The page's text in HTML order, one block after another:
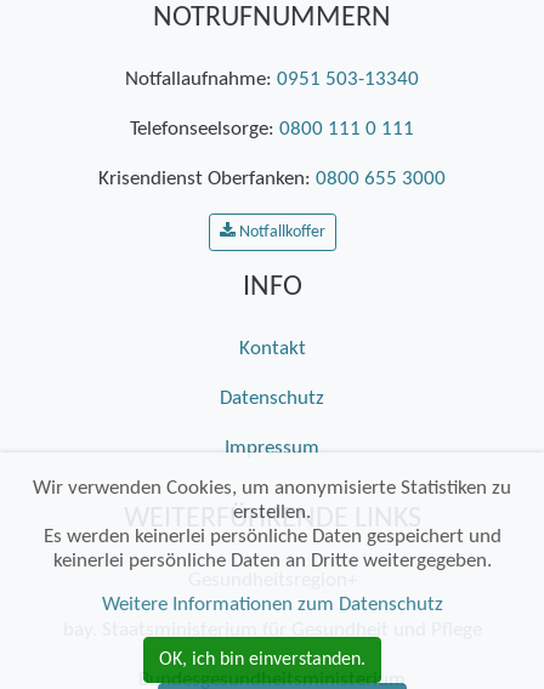
Wir verwenden Cookies, um anonymisierte Statistiken zu
erstellen.
Es werden keinerlei persönliche Daten gespeichert und
keinerlei persönliche Daten an Dritte weitergegeben.
Weitere Informationen zum Datenschutz
OK, ich bin einverstanden.
NOTRUFNUMMERN
Notfallaufnahme: 0951 503-13340
Telefonseelsorge: 0800 111 0 111
Krisendienst Oberfanken: 0800 655 3000
Notfallkoffer
INFO
Kontakt
Datenschutz
Impressum
WEITERFÜHRENDE LINKS
Bundesgesundheitsministerium